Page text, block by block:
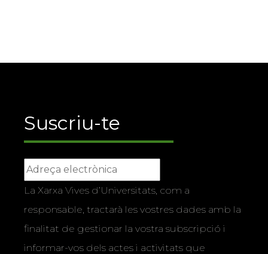
Suscriu-te
La Xarxa Vives d’Universitats, com a
responsable, tractarà les vostres dades amb la
finalitat de gestionar la vostra subscripció i
informar-vos dels actes i activitats que